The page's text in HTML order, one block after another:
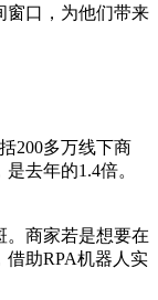
窗口，为他们带来
200多万线下商
去年的1.4倍。
。商家若是想要在
借助RPA机器人实